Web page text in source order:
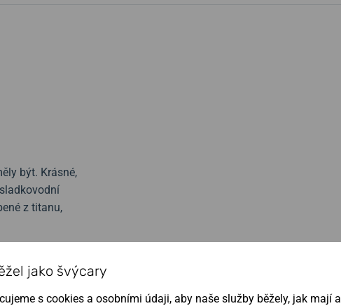
být. Krásné,
z titanu,
jako švýcary
s cookies a osobními údaji, aby naše služby běžely, jak mají a